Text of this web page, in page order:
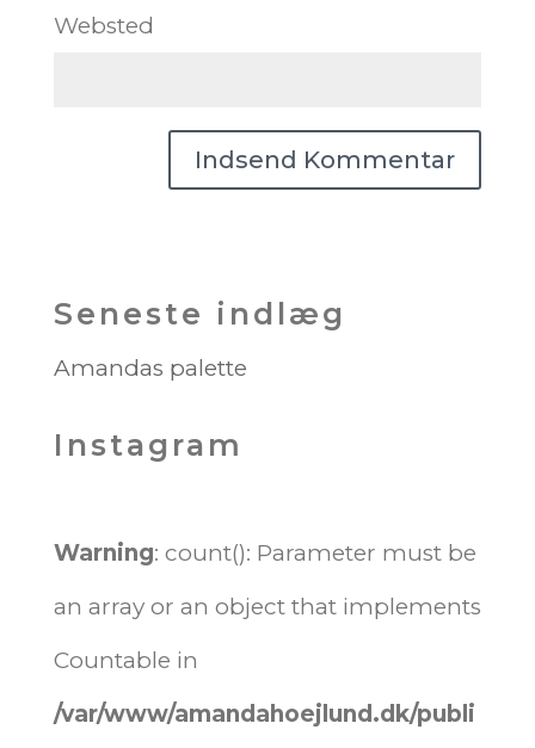
Websted
Seneste indlæg
Amandas palette
Instagram
Warning: count(): Parameter must be
an array or an object that implements
Countable in
/var/www/amandahoejlund.dk/publi